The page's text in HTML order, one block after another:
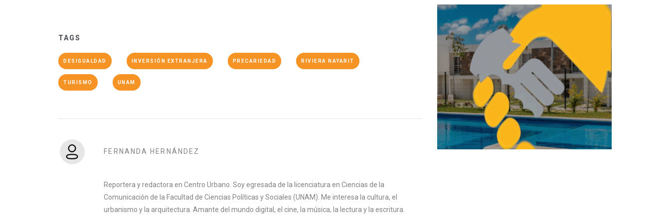
TAGS
DESIGUALDAD INVERSIÓN EXTRANJERA PRECARIEDAD RIVIERA NAYARIT
TURISMO UNAM
FERNANDA HERNÁNDEZ
Reportera y redactora en Centro Urbano. Soy egresada de la licenciatura en Ciencias de la
Comunicación de la Facultad de Ciencias Políticas y Sociales (UNAM). Me interesa la cultura, el
urbanismo y la arquitectura. Amante del mundo digital, el cine, la música, la lectura y la escritura.